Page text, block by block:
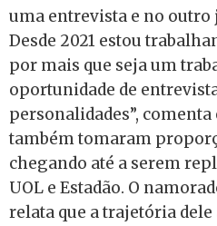
uma entrevista e no outro
Desde 2021 estou
por mais que seja um
oportunidade de
personalidades”, comenta
também tomaram
chegando até a serem
UOL e Estadão. O
relata que a trajetória